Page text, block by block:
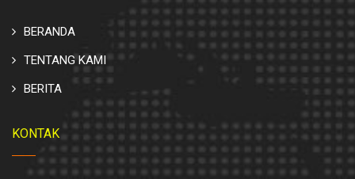
BERANDA
TENTANG KAMI
BERITA
KONTAK